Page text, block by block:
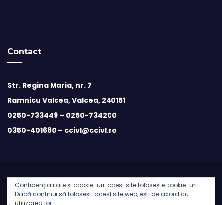
Contact
Str. Regina Maria, nr. 7
Ramnicu Valcea, Valcea, 240151
0250-733449 – 0250-734200
0350-401680 – ccivl@ccivl.ro
© 2026 Camera de Comert si Industrie Valcea | Theme by
Confidențialitate și cookie-uri: acest site folosește cookie-uri.
Dacă continui să folosești acest site web, ești de acord cu
utilizarea lor.